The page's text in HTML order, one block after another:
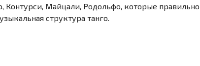
Контурси, Майцали, Родольфо, которые
структура танго.